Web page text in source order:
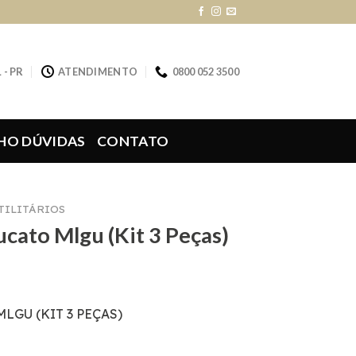
- PR ATENDIMENTO 0800 052 3500
DÚVIDAS CONTATO
Mlgu (Kit 3 Peças)
(KIT 3 PEÇAS)